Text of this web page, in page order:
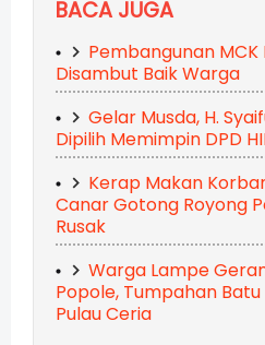
BACA JUGA
Pembangunan MCK
Disambut Baik Warga
Gelar Musda, H.
Dipilih Memimpin DPD
Kerap Makan
Canar Gotong Royong
Rusak
Warga Lampe
Popole, Tumpahan
Pulau Ceria